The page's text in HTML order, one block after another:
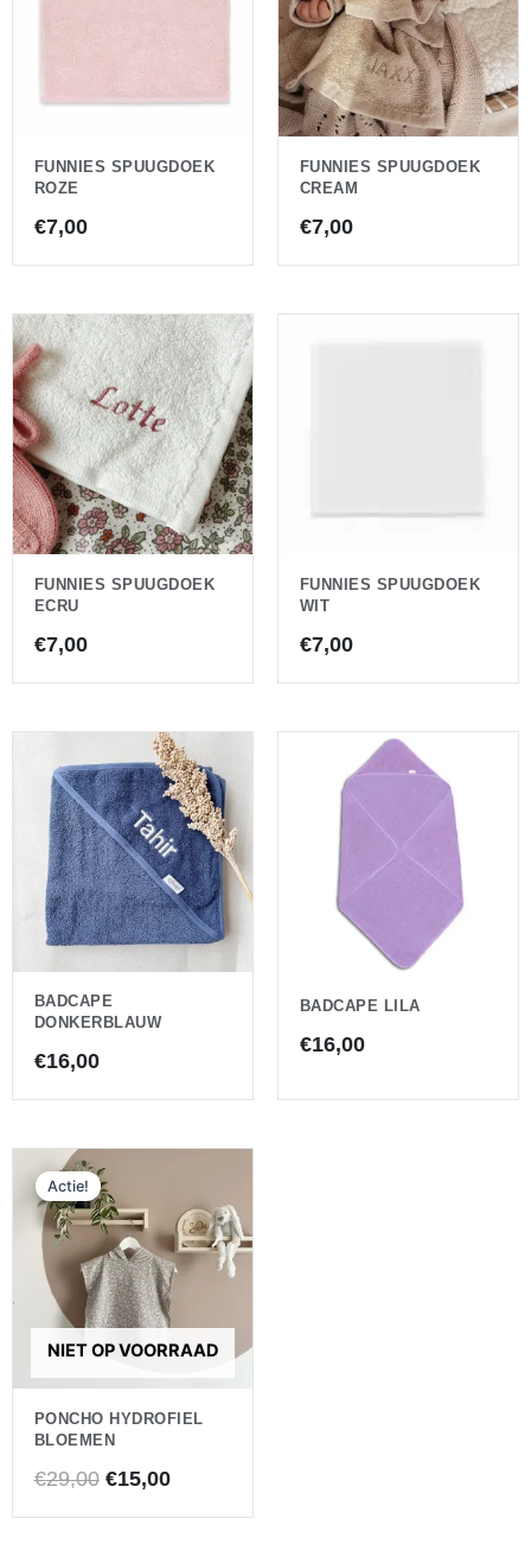
FUNNIES SPUUGDOEK
ROZE
€7,00
FUNNIES SPUUGDOEK
CREAM
€7,00
FUNNIES SPUUGDOEK
ECRU
€7,00
FUNNIES SPUUGDOEK
WIT
€7,00
BADCAPE
DONKERBLAUW
€16,00
BADCAPE LILA
€16,00
NIET OP VOORRAAD
Actie!
PONCHO HYDROFIEL
BLOEMEN
€29,00
Oorspronkelijke
prijs
was:
€29,00.
€15,00
is:
€15,00.